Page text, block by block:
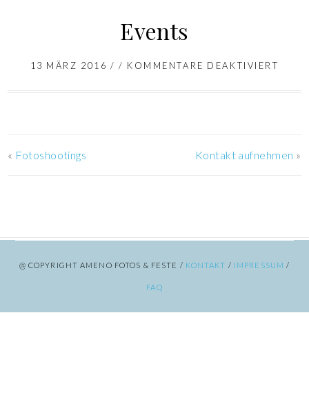
Events
13 MÄRZ 2016 / / KOMMENTARE DEAKTIVIERT
« Fotoshootings Kontakt aufnehmen »
@ COPYRIGHT AMENO FOTOS & FESTE / KONTAKT / IMPRESSUM /
FAQ